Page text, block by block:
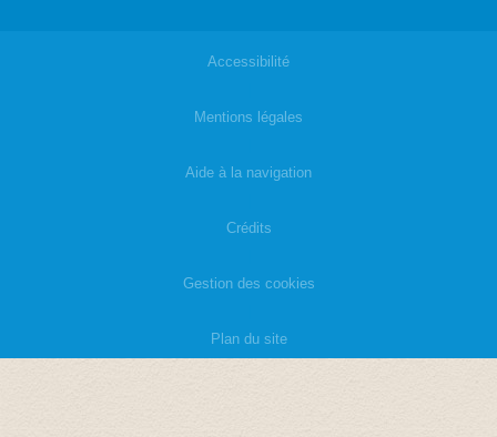
Accessibilité
Mentions légales
Aide à la navigation
Crédits
Gestion des cookies
Plan du site